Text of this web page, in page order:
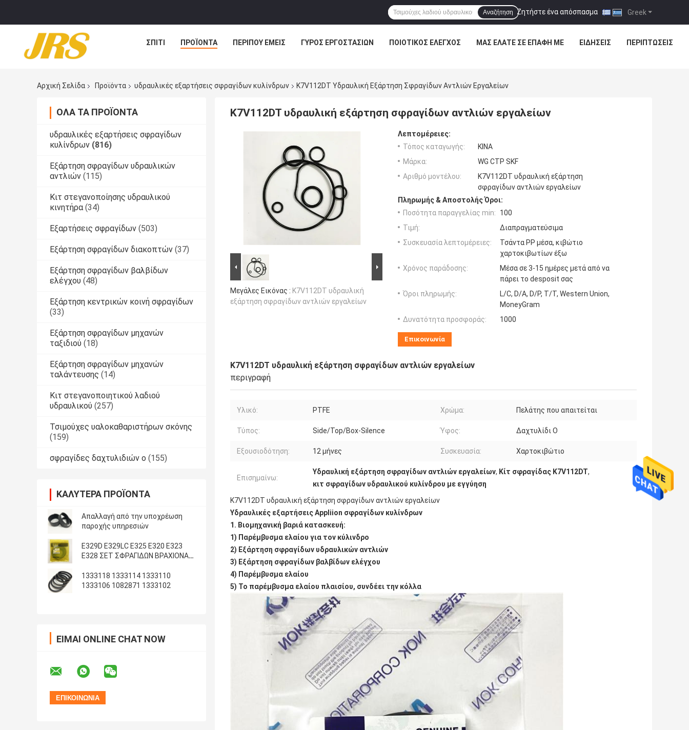
Greek
Ζητήστε ένα απόσπασμα |
Αναζήτηση
ΣΠΊΤΙ ΠΡΟΪΌΝΤΑ ΠΕΡΊΠΟΥ ΕΜΕΊΣ ΓΎΡΟΣ ΕΡΓΟΣΤΑΣΊΩΝ ΠΟΙΟΤΙΚΌΣ ΈΛΕΓΧΟΣ ΜΑΣ ΕΛΆΤΕ ΣΕ ΕΠΑΦΉ ΜΕ ΕΙΔΉΣΕΙΣ ΠΕΡΙΠΤΏΣΕΙΣ
Αρχική Σελίδα Προϊόντα υδραυλικές εξαρτήσεις σφραγίδων κυλίνδρων K7V112DT Υδραυλική Εξάρτηση Σφραγίδων Αντλιών Εργαλείων
ΌΛΑ ΤΑ ΠΡΟΪΌΝΤΑ
υδραυλικές εξαρτήσεις σφραγίδων
κυλίνδρων (816)
Εξάρτηση σφραγίδων υδραυλικών
αντλιών (115)
Κιτ στεγανοποίησης υδραυλικού
κινητήρα (34)
Εξαρτήσεις σφραγίδων (503)
Εξάρτηση σφραγίδων διακοπτών (37)
Εξάρτηση σφραγίδων βαλβίδων
ελέγχου (48)
Εξάρτηση κεντρικών κοινή σφραγίδων
(33)
Εξάρτηση σφραγίδων μηχανών
ταξιδιού (18)
Εξάρτηση σφραγίδων μηχανών
ταλάντευσης (14)
Κιτ στεγανοποιητικού λαδιού
υδραυλικού (257)
Τσιμούχες υαλοκαθαριστήρων σκόνης
(159)
σφραγίδες δαχτυλιδιών ο (155)
ΚΑΛΎΤΕΡΑ ΠΡΟΪΌΝΤΑ
Απαλλαγή από την υποχρέωση
παροχής υπηρεσιών
E329D E329LC E325 E320 E323
E328 ΣΕΤ ΣΦΡΑΓΙΔΩΝ ΒΡΑΧΙΟΝΑ
1333118 1333114 1333110
1333106 1082871 1333102
ΕΊΜΑΙ ONLINE CHAT NOW
K7V112DT υδραυλική εξάρτηση σφραγίδων αντλιών εργαλείων
Μεγάλες Εικόνας : K7V112DT υδραυλική
εξάρτηση σφραγίδων αντλιών εργαλείων
Λεπτομέρειες:
Τόπος καταγωγής:
ΚΙΝΑ
Μάρκα:
WG CTP SKF
Αριθμό μοντέλου:
K7V112DT υδραυλική εξάρτηση
σφραγίδων αντλιών εργαλείων
Πληρωμής & Αποστολής Όροι:
Ποσότητα παραγγελίας min:
100
Τιμή:
Διαπραγματεύσιμα
Συσκευασία λεπτομέρειες:
Τσάντα PP μέσα, κιβώτιο
χαρτοκιβωτίων έξω
Χρόνος παράδοσης:
Μέσα σε 3-15 ημέρες μετά από να
πάρει το desposit σας
Όροι πληρωμής:
L/C, D/A, D/P, T/T, Western Union,
MoneyGram
Δυνατότητα προσφοράς:
1000
Επικοινωνία
K7V112DT υδραυλική εξάρτηση σφραγίδων αντλιών εργαλείων
περιγραφή
Υλικό: PTFE Χρώμα: Πελάτης που απαιτείται
Τύπος: Side/Top/Box-Silence Ύφος: Δαχτυλίδι Ο
Εξουσιοδότηση: 12 μήνες Συσκευασία: Χαρτοκιβώτιο
Επισημαίνω:
Υδραυλική εξάρτηση σφραγίδων αντλιών εργαλείων, Κίτ σφραγίδας K7V112DT,
κιτ σφραγίδων υδραυλικού κυλίνδρου με εγγύηση
K7V112DT υδραυλική εξάρτηση σφραγίδων αντλιών εργαλείων
Υδραυλικές εξαρτήσεις Appliion σφραγίδων κυλίνδρων
1. Βιομηχανική βαριά κατασκευή:
1) Παρέμβυσμα ελαίου για τον κύλινδρο
2) Εξάρτηση σφραγίδων υδραυλικών αντλιών
3) Εξάρτηση σφραγίδων βαλβίδων ελέγχου
4) Παρέμβυσμα ελαίου
5) Το παρέμβυσμα ελαίου πλαισίου, συνδέει την κόλλα